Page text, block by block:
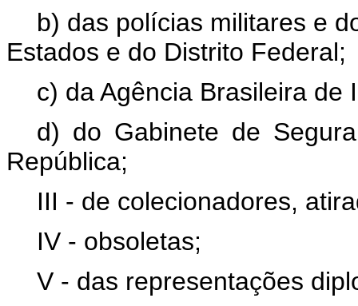
b) das polícias militares e
Estados e do Distrito Federal;
c) da Agência Brasileira de
d) do Gabinete de
República;
III - de colecionadores,
IV - obsoletas;
V - das representações